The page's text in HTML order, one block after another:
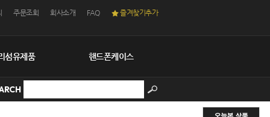
주문조회 회사소개 FAQ 즐겨찾기추가
섬유제품 핸드폰케이스